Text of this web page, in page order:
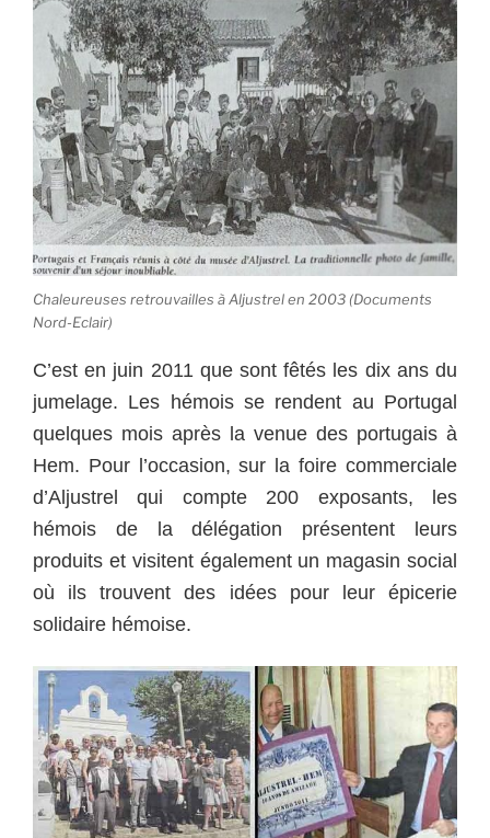
Chaleureuses retrouvailles à Aljustrel en 2003 (Documents
Nord-Eclair)
C’est en juin 2011 que sont fêtés les dix ans du
jumelage. Les hémois se rendent au Portugal
quelques mois après la venue des portugais à
Hem. Pour l’occasion, sur la foire commerciale
d’Aljustrel qui compte 200 exposants, les
hémois de la délégation présentent leurs
produits et visitent également un magasin social
où ils trouvent des idées pour leur épicerie
solidaire hémoise.